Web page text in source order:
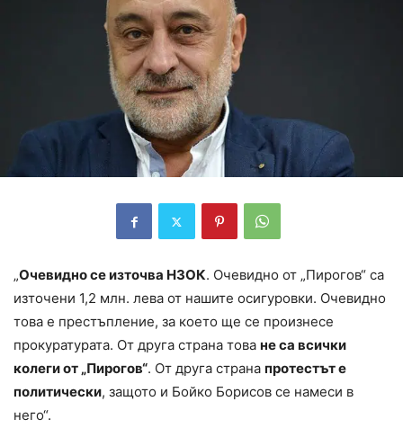
„Очевидно се източва НЗОК. Очевидно от „Пирогов“ са
източени 1,2 млн. лева от нашите осигуровки. Очевидно
това е престъпление, за което ще се произнесе
прокуратурата. От друга страна това не са всички
колеги от „Пирогов“. От друга страна протестът е
политически, защото и Бойко Борисов се намеси в
него“.